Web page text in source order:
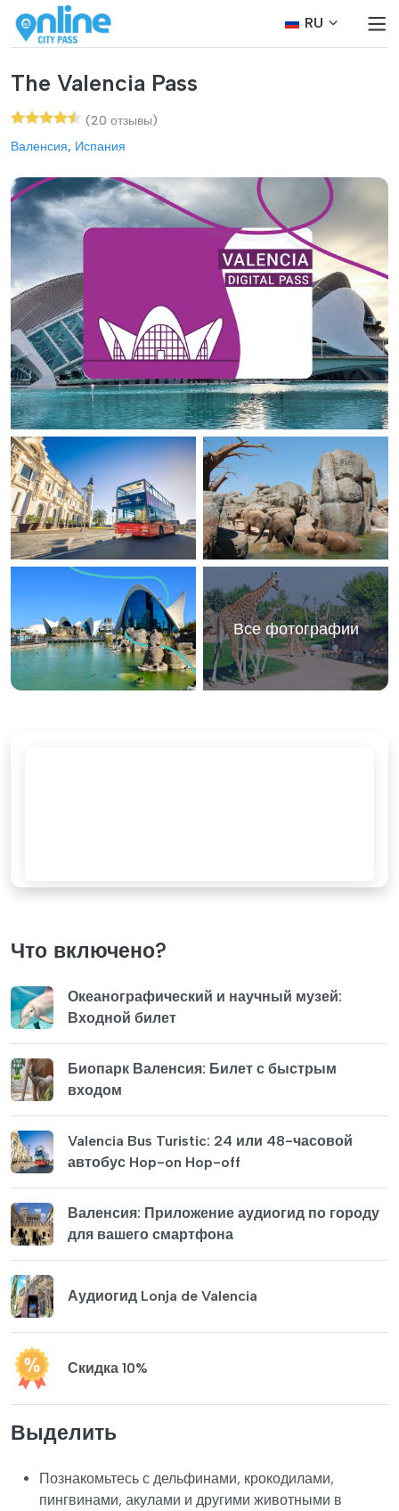
RU
The Valencia Pass
(20 отзывы)
Валенсия, Испания
Все фотографии
Что включено?
Океанографический и научный музей:
Входной билет
Биопарк Валенсия: Билет с быстрым
входом
Valencia Bus Turistic: 24 или 48-часовой
автобус Hop-on Hop-off
Валенсия: Приложение аудиогид по городу
для вашего смартфона
Аудиогид Lonja de Valencia
Скидка 10%
Выделить
Познакомьтесь с дельфинами, крокодилами,
пингвинами, акулами и другими животными в